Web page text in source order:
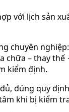
với lịch sản
chuyên
chữa – thay
kiểm định.
đúng quy
khi bị kiểm